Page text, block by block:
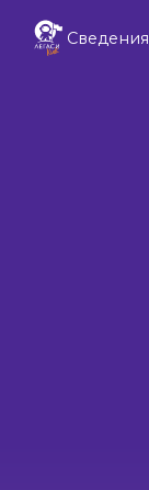
Сведения